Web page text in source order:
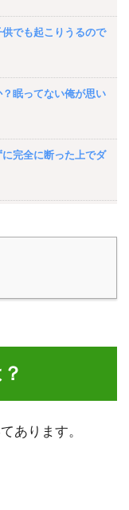
でも起こりうるので
眠ってない俺が思い
完全に断った上でダ
るしそこまで痛くも
てた？
あります。